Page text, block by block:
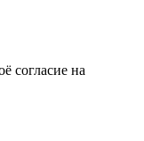
согласие на